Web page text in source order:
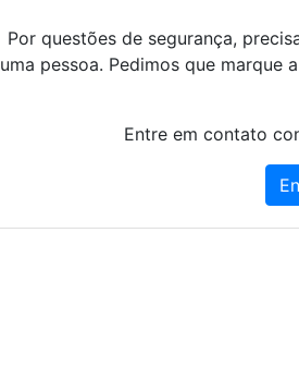
Por questões de segurança,
uma pessoa. Pedimos que marque
Entre em contato